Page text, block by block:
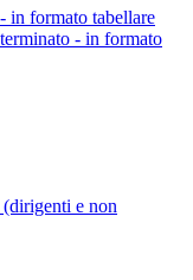
in formato tabellare
- in formato
e non